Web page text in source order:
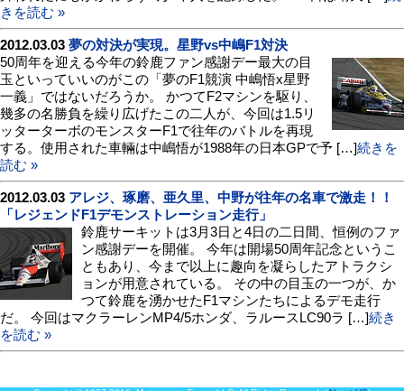
きを読む »
2012.03.03 夢の対決が実現。星野vs中嶋F1対決
50周年を迎える今年の鈴鹿ファン感謝デー最大の目
玉といっていいのがこの「夢のF1競演 中嶋悟x星野
一義」ではないだろうか。 かつてF2マシンを駆り、
幾多の名勝負を繰り広げたこの二人が、今回は1.5リ
ッターターボのモンスターF1で往年のバトルを再現
する。使用された車輛は中嶋悟が1988年の日本GPで予 […]続きを
読む »
2012.03.03 アレジ、琢磨、亜久里、中野が往年の名車で激走！！
「レジェンドF1デモンストレーション走行」
鈴鹿サーキットは3月3日と4日の二日間、恒例のファ
ン感謝デーを開催。 今年は開場50周年記念というこ
ともあり、今まで以上に趣向を凝らしたアトラクシ
ョンが用意されている。 その中の目玉の一つが、か
つて鈴鹿を湧かせたF1マシンたちによるデモ走行
だ。 今回はマクラーレンMP4/5ホンダ、ラルースLC90ラ […]続き
を読む »